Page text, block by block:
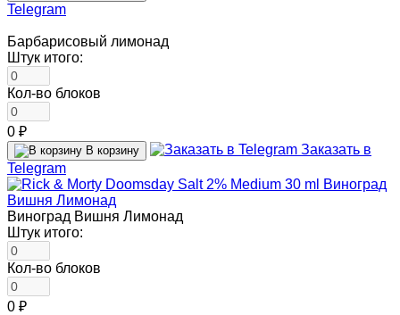
Telegram
Барбарисовый лимонад
Штук итого:
Кол-во блоков
0 ₽
В корзину
Заказать в
Telegram
Виноград Вишня Лимонад
Штук итого:
Кол-во блоков
0 ₽